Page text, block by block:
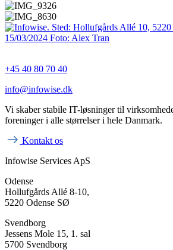
+45 40 80 70 40
info@infowise.dk
Vi skaber stabile IT-løsninger til
foreninger i alle størrelser i hele Danmark.
Kontakt os
Infowise Services ApS
Odense
Hollufgårds Allé 8-10,
5220 Odense SØ
Svendborg
Jessens Mole 15, 1. sal
5700 Svendborg